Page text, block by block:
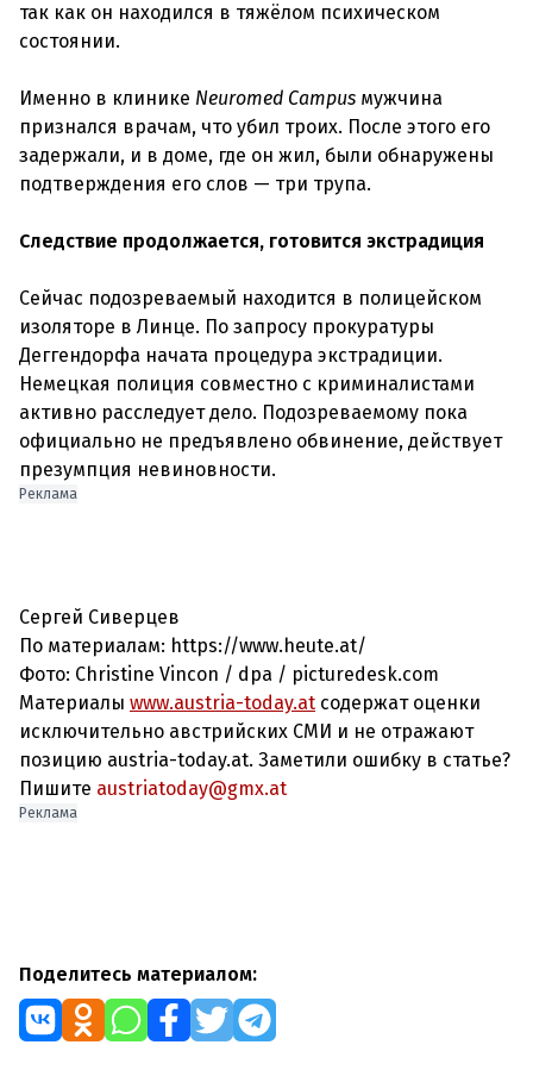
так как он находился в тяжёлом психическом
состоянии.
Именно в клинике Neuromed Campus мужчина
признался врачам, что убил троих. После этого его
задержали, и в доме, где он жил, были обнаружены
подтверждения его слов — три трупа.
Следствие продолжается, готовится экстрадиция
Сейчас подозреваемый находится в полицейском
изоляторе в Линце. По запросу прокуратуры
Деггендорфа начата процедура экстрадиции.
Немецкая полиция совместно с криминалистами
активно расследует дело. Подозреваемому пока
официально не предъявлено обвинение, действует
презумпция невиновности.
Реклама
Сергей Сиверцев
По материалам: https://www.heute.at/
Фото: Christine Vincon / dpa / picturedesk.com
Материалы www.austria-today.at содержат оценки
исключительно австрийских СМИ и не отражают
позицию austria-today.at. Заметили ошибку в статье?
Пишите austriatoday@gmx.at
Реклама
Поделитесь материалом: